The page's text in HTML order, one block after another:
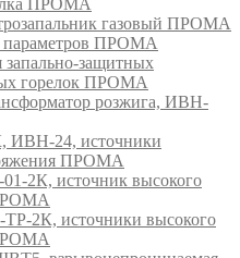
ПРОМА
газовый ПРОМА
параметров ПРОМА
защитных
горелок ПРОМА
розжига, ИВН-
24, источники
ПРОМА
2К, источник высокого
2К, источники высокого